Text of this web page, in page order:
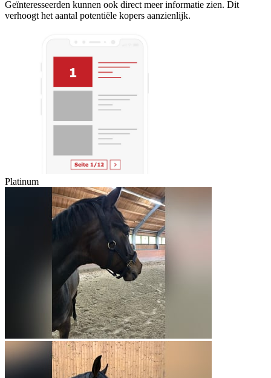
Geïnteresseerden kunnen ook direct meer informatie zien. Dit
verhoogt het aantal potentiële kopers aanzienlijk.
Platinum